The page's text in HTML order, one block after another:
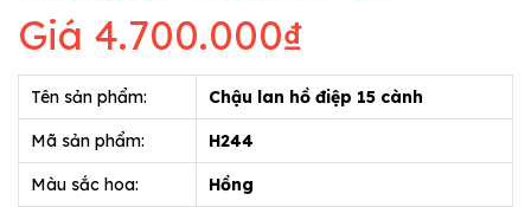
Giá 4.700.000₫
Tên sản phẩm: Chậu lan hồ điệp 15 cành
Mã sản phẩm: H244
Màu sắc hoa: Hồng